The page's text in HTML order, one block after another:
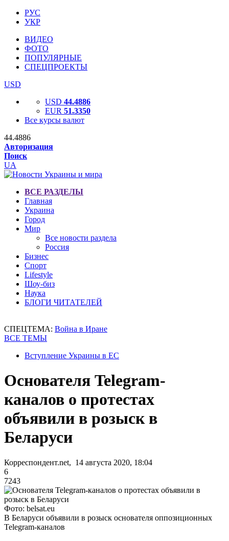
РУС
УКР
ВИДЕО
ФОТО
ПОПУЛЯРНЫЕ
СПЕЦПРОЕКТЫ
USD
USD 44.4886
EUR 51.3350
Все курсы валют
44.4886
Авторизация
Поиск
UA
ВСЕ РАЗДЕЛЫ
Главная
Украина
Город
Мир
Все новости раздела
Россия
Бизнес
Спорт
Lifestyle
Шоу-биз
Наука
БЛОГИ ЧИТАТЕЛЕЙ
СПЕЦТЕМА: Война в Иране
ВСЕ ТЕМЫ
Вступление Украины в ЕС
Основателя Telegram-
каналов о протестах
объявили в розыск в
Беларуси
Корреспондент.net, 14 августа 2020, 18:04
6
7243
Фото: belsat.eu
В Беларуси объявили в розыск основателя оппозиционных
Telegram-каналов